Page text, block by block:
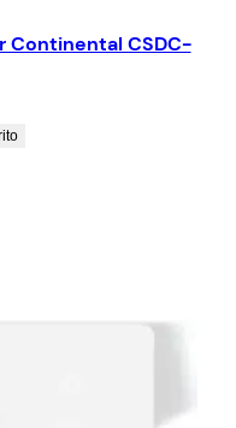
Continental CSDC-